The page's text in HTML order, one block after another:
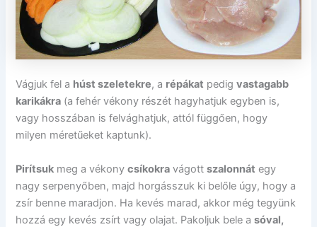
Vágjuk fel a húst szeletekre, a répákat pedigvastagabb
karikákra (a fehér vékony részét hagyhatjuk egyben is,
vagy hosszában is felvághatjuk, attól függően, hogy
milyen méretűeket kaptunk).
Pirítsuk meg a vékonycsíkokra vágottszalonnát egy
nagy serpenyőben, majd horgásszuk ki belőle úgy, hogy a
zsír benne maradjon. Ha kevés marad, akkor még tegyünk
hozzá egy kevés zsírt vagy olajat. Pakoljuk bele asóval,